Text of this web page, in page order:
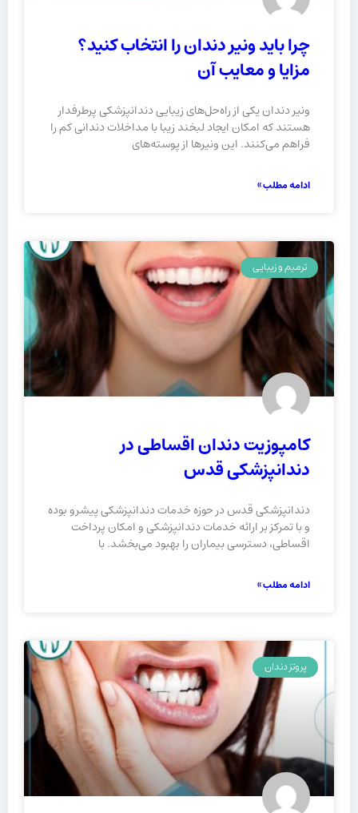
چرا باید ونیر دندان را انتخاب کنید؟
مزایا و معایب آن
ونیر دندان یکی از راه‌حل‌های زیبایی دندانپزشکی پرطرفدار
هستند که امکان ایجاد لبخند زیبا با مداخلات دندانی کم را
فراهم می‌کنند. این ونیرها از پوسته‌های
ادامه مطلب »
ترمیم و زیبایی
کامپوزیت دندان اقساطی در
دندانپزشکی قدس
دندانپزشکی قدس در حوزه خدمات دندانپزشکی پیشرو بوده
و با تمرکز بر ارائه خدمات دندانپزشکی و امکان پرداخت
اقساطی، دسترسی بیماران را بهبود می‌بخشد. با
ادامه مطلب »
پروتز دندان